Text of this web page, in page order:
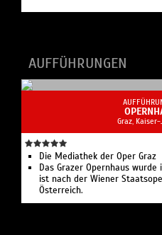
Das Grazer Opernhaus
KONZERTE
Graz, Kaiser-
Konzerte in der Oper und im